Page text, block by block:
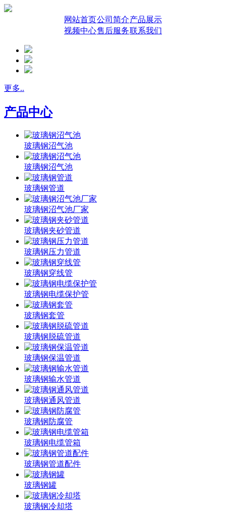
网站首页公司简介产品展示
视频中心售后服务联系我们
更多..
产品中心
玻璃钢沼气池
玻璃钢沼气池
玻璃钢管道
玻璃钢沼气池厂家
玻璃钢夹砂管道
玻璃钢压力管道
玻璃钢穿线管
玻璃钢电缆保护管
玻璃钢套管
玻璃钢脱硫管道
玻璃钢保温管道
玻璃钢输水管道
玻璃钢通风管道
玻璃钢防腐管
玻璃钢电缆管箱
玻璃钢管道配件
玻璃钢罐
玻璃钢冷却塔